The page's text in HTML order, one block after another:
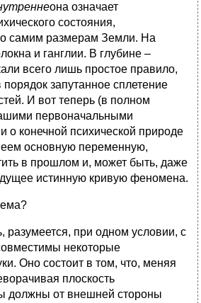
она означает
состояния,
самим размерам Земли. На
и ганглии. В глубине –
всего лишь простое правило,
запутанное сплетение
И вот теперь (в полном
первоначальными
о конечной психической природе
основную переменную,
в прошлом и, может быть, даже
истинную кривую феномена.
разумеется, при одном условии, с
некоторые
Оно состоит в том, что, меняя
плоскость
должны от внешней стороны